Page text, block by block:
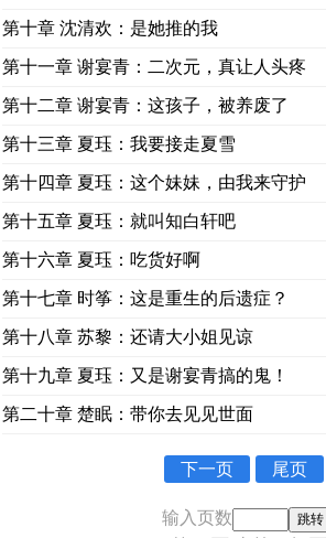
第十章 沈清欢：是她推的我
第十一章 谢宴青：二次元，真让人头疼
第十二章 谢宴青：这孩子，被养废了
第十三章 夏珏：我要接走夏雪
第十四章 夏珏：这个妹妹，由我来守护
第十五章 夏珏：就叫知白轩吧
第十六章 夏珏：吃货好啊
第十七章 时筝：这是重生的后遗症？
第十八章 苏黎：还请大小姐见谅
第十九章 夏珏：又是谢宴青搞的鬼！
第二十章 楚眠：带你去见见世面
下一页 尾页
输入页数